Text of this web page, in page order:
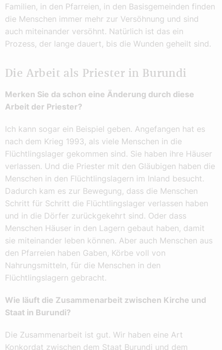
Familien, in den Pfarreien, in den Basisgemeinden finden
die Menschen immer mehr zur Versöhnung und sind
auch miteinander versöhnt. Natürlich ist das ein
Prozess, der lange dauert, bis die Wunden geheilt sind.
Die Arbeit als Priester in Burundi
Merken Sie da schon eine Änderung durch diese
Arbeit der Priester?
Ich kann sogar ein Beispiel geben. Angefangen hat es
nach dem Krieg 1993, als viele Menschen in die
Flüchtlingslager gekommen sind. Sie haben ihre Häuser
verlassen. Und die Priester mit den Gläubigen haben die
Menschen in den Flüchtlingslagern im Inland besucht.
Dadurch kam es zur Bewegung, dass die Menschen
Schritt für Schritt die Flüchtlingslager verlassen haben
und in die Dörfer zurückgekehrt sind. Oder dass
Menschen Häuser in den Lagern gebaut haben, damit
sie miteinander leben können. Aber auch Menschen aus
den Pfarreien haben Gaben, Körbe voll von
Nahrungsmitteln, für die Menschen in den
Flüchtlingslagern gebracht.
Wie läuft die Zusammenarbeit zwischen Kirche und
Staat in Burundi?
Die Zusammenarbeit ist gut. Wir haben eine Art
Konkordat zwischen dem Staat Burundi und dem